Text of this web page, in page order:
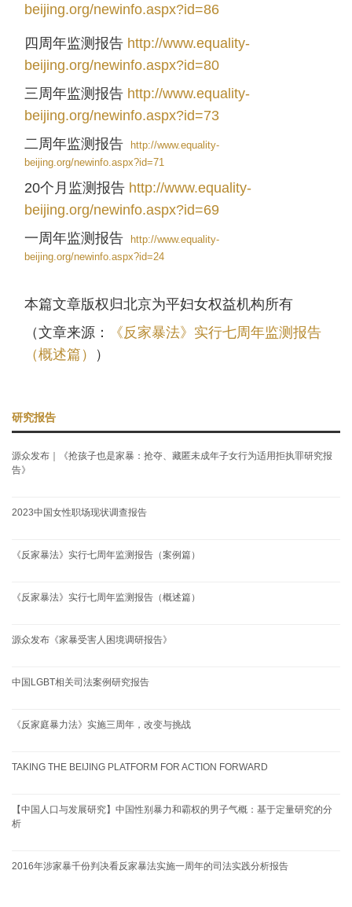
beijing.org/newinfo.aspx?id=86
四周年监测报告 http://www.equality-
beijing.org/newinfo.aspx?id=80
三周年监测报告 http://www.equality-
beijing.org/newinfo.aspx?id=73
二周年监测报告
http://www.equality-
beijing.org/newinfo.aspx?id=71
20个月监测报告 http://www.equality-
beijing.org/newinfo.aspx?id=69
一周年监测报告
http://www.equality-
beijing.org/newinfo.aspx?id=24
本篇文章版权归北京为平妇女权益机构所有
（文章来源：
《反家暴法》实行七周年监测报告
（概述篇）
）
研究报告
源众发布｜《抢孩子也是家暴：抢夺、藏匿未成年子女行为适用拒执罪研究报
告》
2023中国女性职场现状调查报告
《反家暴法》实行七周年监测报告（案例篇）
《反家暴法》实行七周年监测报告（概述篇）
源众发布《家暴受害人困境调研报告》
中国LGBT相关司法案例研究报告
《反家庭暴力法》实施三周年，改变与挑战
TAKING THE BEIJING PLATFORM FOR ACTION FORWARD
【中国人口与发展研究】中国性别暴力和霸权的男子气概：基于定量研究的分
析
2016年涉家暴千份判决看反家暴法实施一周年的司法实践分析报告